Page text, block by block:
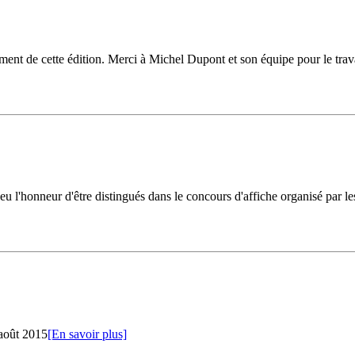
de cette édition. Merci à Michel Dupont et son équipe pour le
l'honneur d'être distingués dans le concours d'affiche organisé par
2015[En savoir plus]